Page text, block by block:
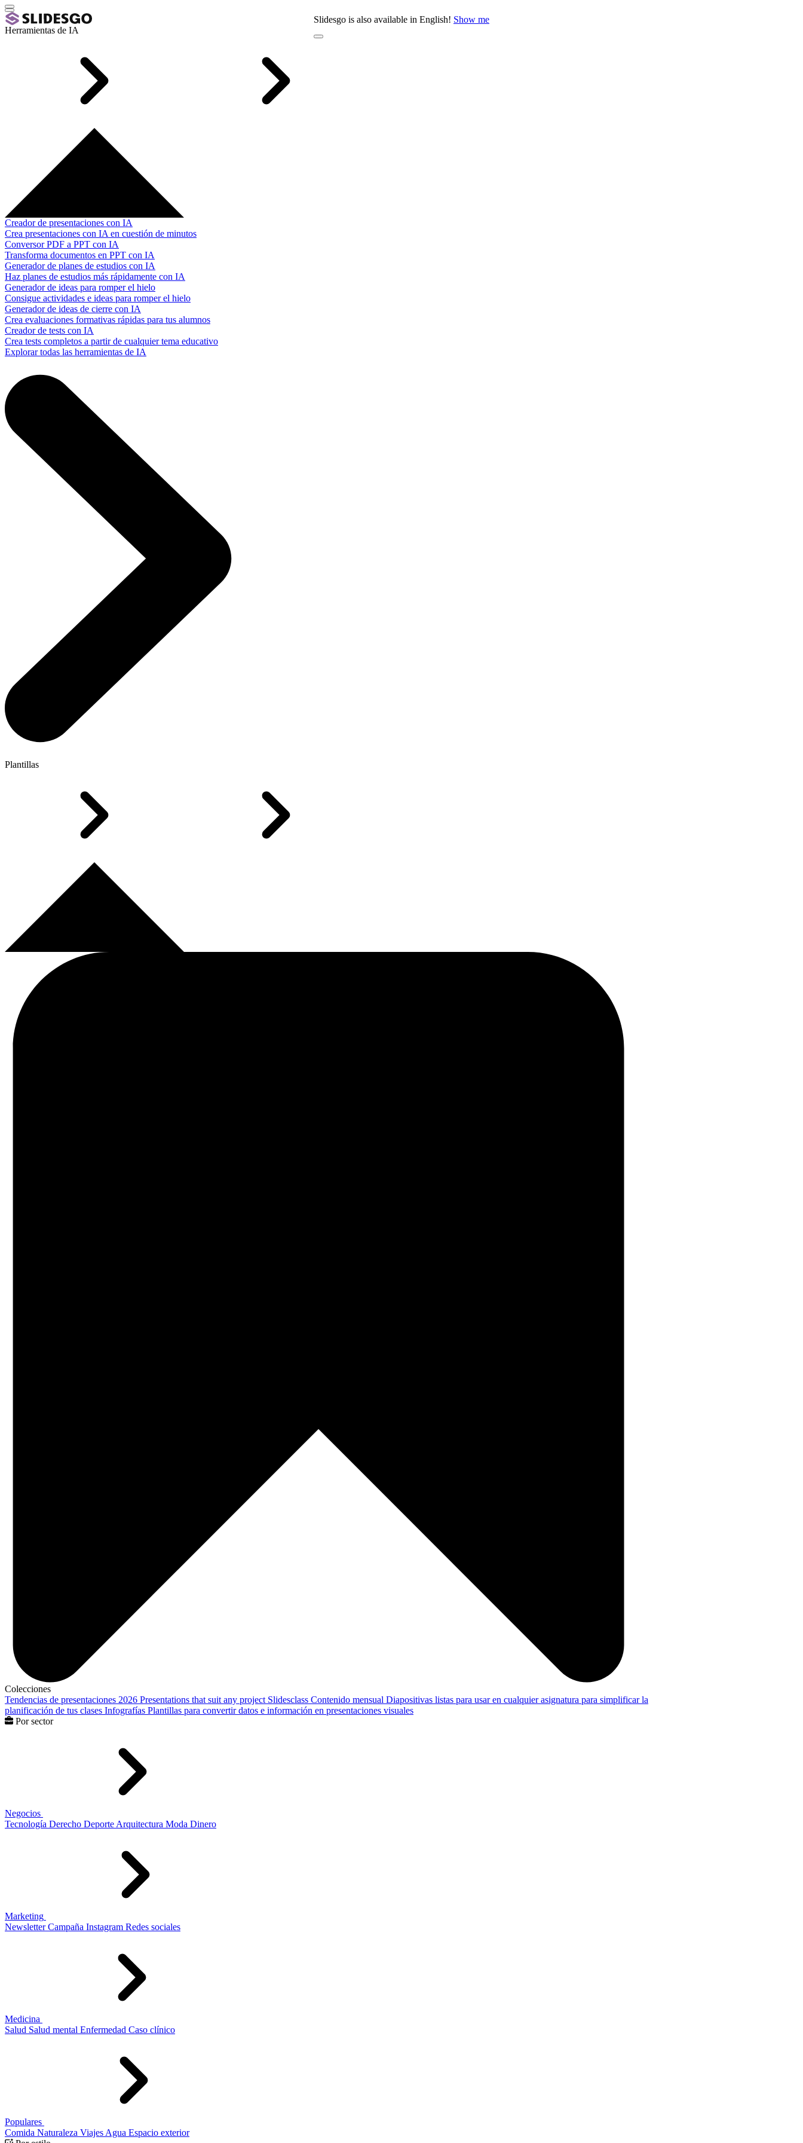
Slidesgo is also available in English! Show me
Herramientas de IA
Creador de presentaciones con IA
Crea presentaciones con IA en cuestión de minutos
Conversor PDF a PPT con IA
Transforma documentos en PPT con IA
Generador de planes de estudios con IA
Haz planes de estudios más rápidamente con IA
Generador de ideas para romper el hielo
Consigue actividades e ideas para romper el hielo
Generador de ideas de cierre con IA
Crea evaluaciones formativas rápidas para tus alumnos
Creador de tests con IA
Crea tests completos a partir de cualquier tema educativo
Explorar todas las herramientas de IA
Plantillas
Colecciones
Tendencias de presentaciones 2026 Presentations that suit any project Slidesclass Contenido mensual Diapositivas listas para usar en cualquier asignatura para simplificar la
planificación de tus clases Infografías Plantillas para convertir datos e información en presentaciones visuales
Por sector
Negocios
Tecnología Derecho Deporte Arquitectura Moda Dinero
Marketing
Newsletter Campaña Instagram Redes sociales
Medicina
Salud Salud mental Enfermedad Caso clínico
Populares
Comida Naturaleza Viajes Agua Espacio exterior